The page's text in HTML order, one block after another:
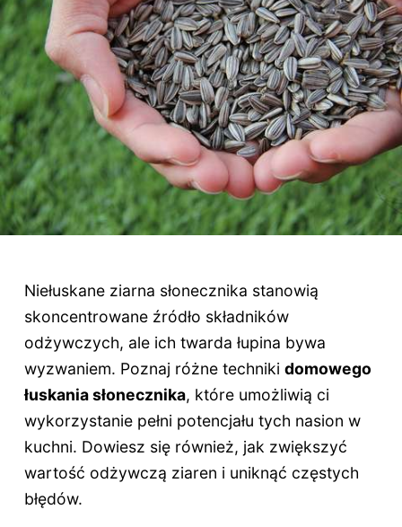
Niełuskane ziarna słonecznika stanowią
skoncentrowane źródło składników
odżywczych, ale ich twarda łupina bywa
wyzwaniem. Poznaj różne techniki domowego
łuskania słonecznika, które umożliwią ci
wykorzystanie pełni potencjału tych nasion w
kuchni. Dowiesz się również, jak zwiększyć
wartość odżywczą ziaren i uniknąć częstych
błędów.